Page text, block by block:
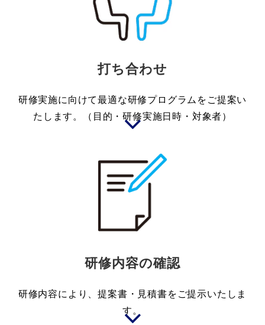
打ち合わせ
研修実施に向けて最適な研修プログラムをご提案い
たします。（目的・研修実施日時・対象者）
研修内容の確認
研修内容により、提案書・見積書をご提示いたしま
す。